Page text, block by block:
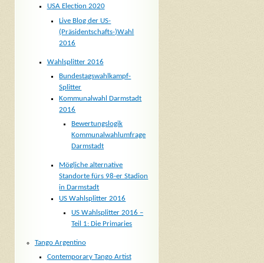
USA Election 2020
Live Blog der US-
(Präsidentschafts-)Wahl
2016
Wahlsplitter 2016
Bundestagswahlkampf-
Splitter
Kommunalwahl Darmstadt
2016
Bewertungslogik
Kommunalwahlumfrage
Darmstadt
Mögliche alternative
Standorte fürs 98-er Stadion
in Darmstadt
US Wahlsplitter 2016
US Wahlsplitter 2016 –
Teil 1: Die Primaries
Tango Argentino
Contemporary Tango Artist